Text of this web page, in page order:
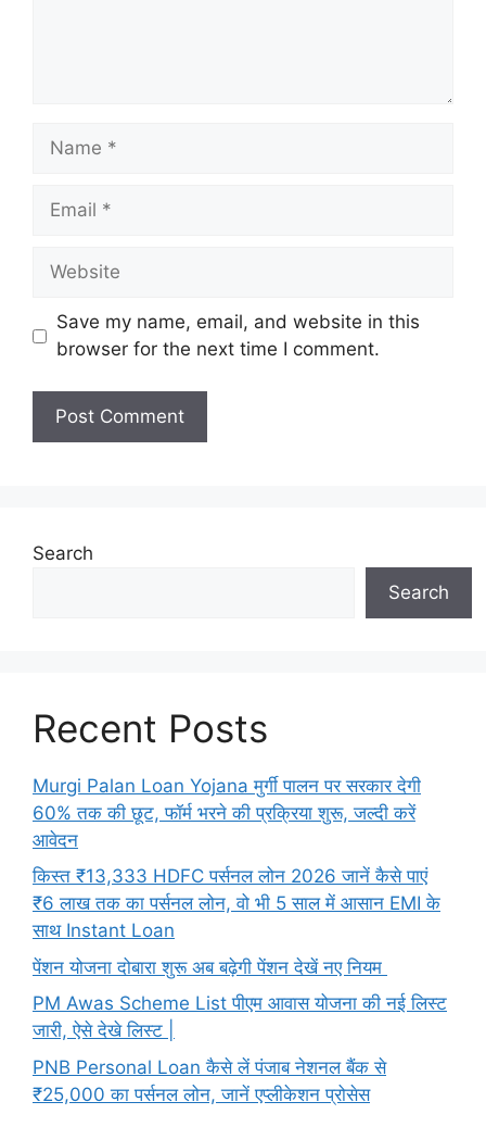
Name
Email
Website
Save my name, email, and website in this
browser for the next time I comment.
Search
Search
Recent Posts
Murgi Palan Loan Yojana मुर्गी पालन पर सरकार देगी
60% तक की छूट, फॉर्म भरने की प्रक्रिया शुरू, जल्दी करें
आवेदन
किस्त ₹13,333 HDFC पर्सनल लोन 2026 जानें कैसे पाएं
₹6 लाख तक का पर्सनल लोन, वो भी 5 साल में आसान EMI के
साथ Instant Loan
पेंशन योजना दोबारा शुरू अब बढ़ेगी पेंशन देखें नए नियम
PM Awas Scheme List पीएम आवास योजना की नई लिस्ट
जारी, ऐसे देखे लिस्ट |
PNB Personal Loan कैसे लें पंजाब नेशनल बैंक से
₹25,000 का पर्सनल लोन, जानें एप्लीकेशन प्रोसेस